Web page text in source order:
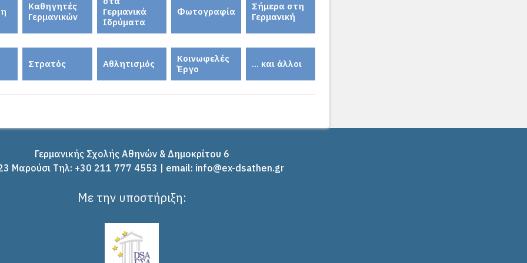
Καθηγητές
Γερμανικών
Γερμανικά
Ιδρύματα
Φωτογραφία
Σήμερα στη
Γερμανική
Στρατός Αθλητισμός
Κοινωφελές
Έργο
... και άλλοι
Γερμανικής Σχολής Αθηνών & Δημοκρίτου 6
Μαρούσι Tηλ: +30 211 777 4553 | email: info@ex-dsathen.gr
Με την υποστήριξη: